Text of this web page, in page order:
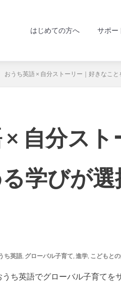
はじめての方へ サポー
おうち英語 × 自分ストーリー｜好きなこ
自分ス
学びが
ち英語, グローバル子育て 進学, こどもと
ち英語でグローバル子育て